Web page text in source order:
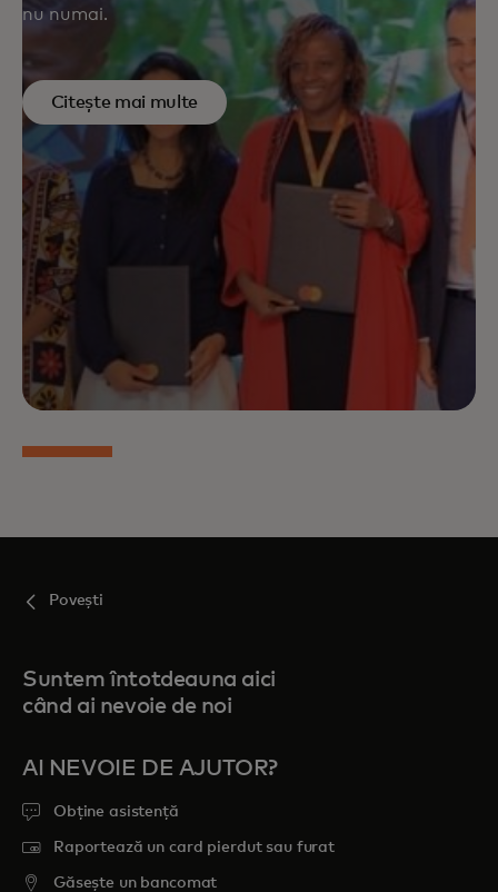
nu numai.
Citește mai multe
Povești
Suntem întotdeauna aici
când ai nevoie de noi
AI NEVOIE DE AJUTOR?
Obține asistență
Raportează un card pierdut sau furat
Găsește un bancomat